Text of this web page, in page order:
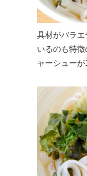
具材がバラ
いるのも特
ャーシューが